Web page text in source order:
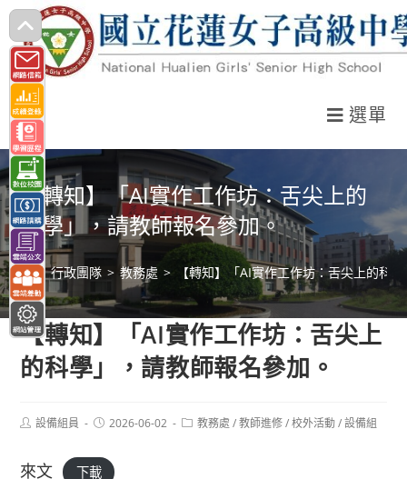
跳
轉
至
主
要
內
容
選單
【轉知】「AI實作工作坊：舌尖上的
科學」，請教師報名參加。
> 行政團隊 > 教務處 > 【轉知】「AI實作工作坊：舌尖上的科
【轉知】「AI實作工作坊：舌尖上
的科學」，請教師報名參加。
Post設備組員
Post2026-06-02
Post教務處 / 教師進修 / 校外活動 / 設備組
來文 下載